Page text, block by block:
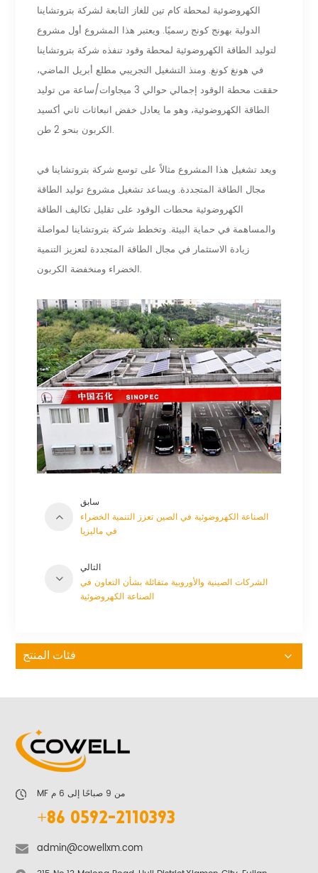
الكهروضوئية لمحطة كام تين للغاز التابعة لشركة بتروتشاينا
الدولية بهونج كونج رسميًا. ويعتبر هذا المشروع أول مشروع
لتوليد الطاقة الكهروضوئية لمحطة وقود تنفذه شركة بتروتشاينا
في هونغ كونغ. ومنذ التشغيل التجريبي مطلع أبريل الماضي،
حققت محطة الوقود إجمالي حوالي 3 ميجاوات/ساعة من توليد
الطاقة الكهروضوئية، وهو ما يعادل خفض انبعاثات ثاني أكسيد
الكربون بنحو 2 طن.
ويعد تشغيل هذا المشروع مثالاً على توسع شركة بتروتشاينا في
مجال الطاقة المتجددة. ويساعد تشغيل مشروع توليد الطاقة
الكهروضوئية محطات الوقود على تقليل تكاليف الطاقة
والمساهمة في حماية البيئة. وتخطط شركة بتروتشاينا لمواصلة
زيادة الاستثمار في مجال الطاقة المتجددة لتعزيز التنمية
الخضراء ومنخفضة الكربون.
سابق
الصناعة الكهروضوئية في الصين تعزز التنمية الخضراء
في ماليزيا
التالي
الشركات الصينية والأوروبية متفائلة بشأن التعاون في
الصناعة الكهروضوئية
فئات المنتج
+86 0592-2110393
admin@cowellxm.com